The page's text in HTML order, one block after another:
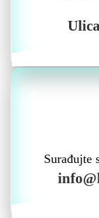
Surađujte